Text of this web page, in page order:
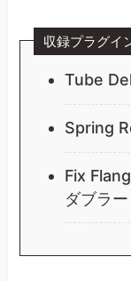
収録プラグイ
Tube
Spring
Fix
ダブラー